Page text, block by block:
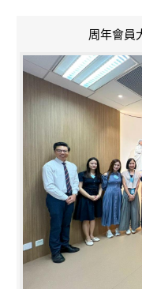
周年會員